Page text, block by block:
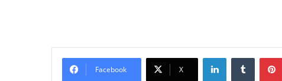
Facebook X
LinkedInTumblr